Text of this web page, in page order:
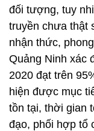
đối tượng, tuy
truyền chưa thật
nhận thức,
Quảng Ninh xác
2020 đạt trên
hiện được mục
tồn tại, thời gian
đạo, phối hợp tổ